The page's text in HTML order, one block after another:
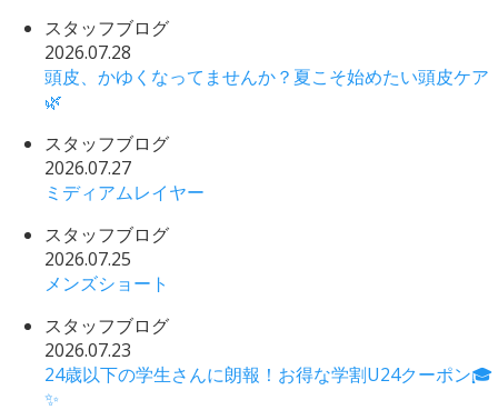
スタッフブログ
2026.07.28
頭皮、かゆくなってませんか？夏こそ始めたい頭皮ケア
🌿
スタッフブログ
2026.07.27
ミディアムレイヤー
スタッフブログ
2026.07.25
メンズショート
スタッフブログ
2026.07.23
24歳以下の学生さんに朗報！お得な学割U24クーポン🎓
✨